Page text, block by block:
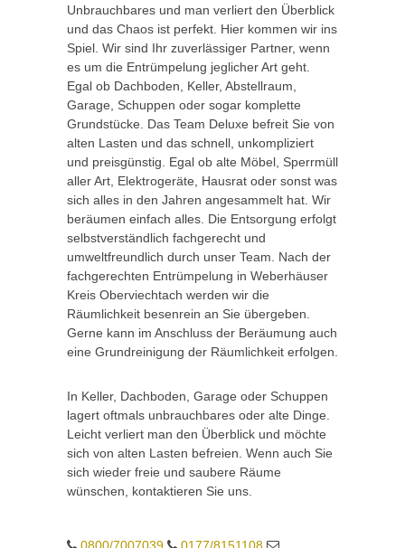
Unbrauchbares und man verliert den Überblick
und das Chaos ist perfekt. Hier kommen wir ins
Spiel. Wir sind Ihr zuverlässiger Partner, wenn
es um die Entrümpelung jeglicher Art geht.
Egal ob Dachboden, Keller, Abstellraum,
Garage, Schuppen oder sogar komplette
Grundstücke. Das Team Deluxe befreit Sie von
alten Lasten und das schnell, unkompliziert
und preisgünstig. Egal ob alte Möbel, Sperrmüll
aller Art, Elektrogeräte, Hausrat oder sonst was
sich alles in den Jahren angesammelt hat. Wir
beräumen einfach alles. Die Entsorgung erfolgt
selbstverständlich fachgerecht und
umweltfreundlich durch unser Team. Nach der
fachgerechten Entrümpelung in Weberhäuser
Kreis Oberviechtach werden wir die
Räumlichkeit besenrein an Sie übergeben.
Gerne kann im Anschluss der Beräumung auch
eine Grundreinigung der Räumlichkeit erfolgen.
In Keller, Dachboden, Garage oder Schuppen
lagert oftmals unbrauchbares oder alte Dinge.
Leicht verliert man den Überblick und möchte
sich von alten Lasten befreien. Wenn auch Sie
sich wieder freie und saubere Räume
wünschen, kontaktieren Sie uns.